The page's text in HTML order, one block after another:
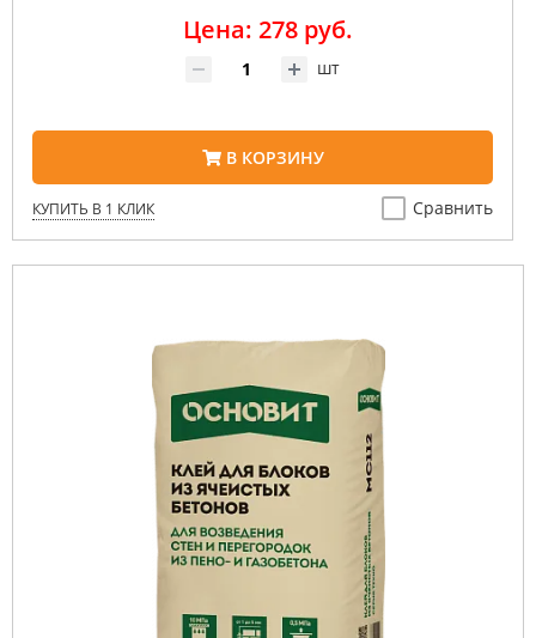
Цена: 278 руб.
шт
В КОРЗИНУ
КУПИТЬ В 1 КЛИК Сравнить